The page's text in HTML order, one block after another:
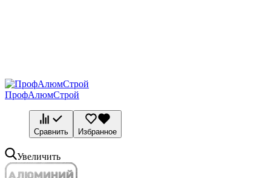
ПрофАлюмСтрой
Сравнить Избранное
Увеличить